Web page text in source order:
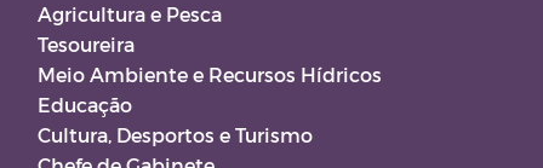
Agricultura e Pesca
Tesoureira
Meio Ambiente e Recursos Hídricos
Educação
Cultura, Desportos e Turismo